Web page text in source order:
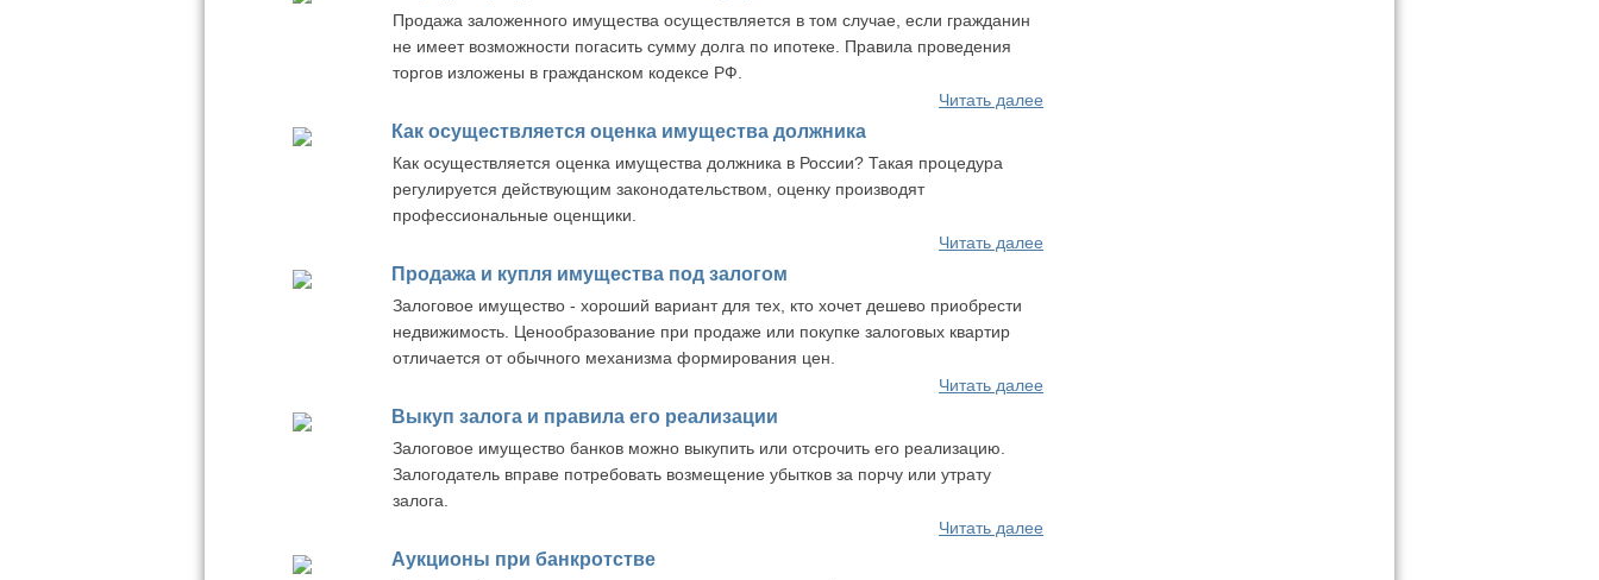
Продажа заложенного имущества осуществляется в том случае, если гражданин
не имеет возможности погасить сумму долга по ипотеке. Правила проведения
торгов изложены в гражданском кодексе РФ.
Читать далее
Как осуществляется оценка имущества должника
Как осуществляется оценка имущества должника в России? Такая процедура
регулируется действующим законодательством, оценку производят
профессиональные оценщики.
Читать далее
Продажа и купля имущества под залогом
Залоговое имущество - хороший вариант для тех, кто хочет дешево приобрести
недвижимость. Ценообразование при продаже или покупке залоговых квартир
отличается от обычного механизма формирования цен.
Читать далее
Выкуп залога и правила его реализации
Залоговое имущество банков можно выкупить или отсрочить его реализацию.
Залогодатель вправе потребовать возмещение убытков за порчу или утрату
залога.
Читать далее
Аукционы при банкротстве